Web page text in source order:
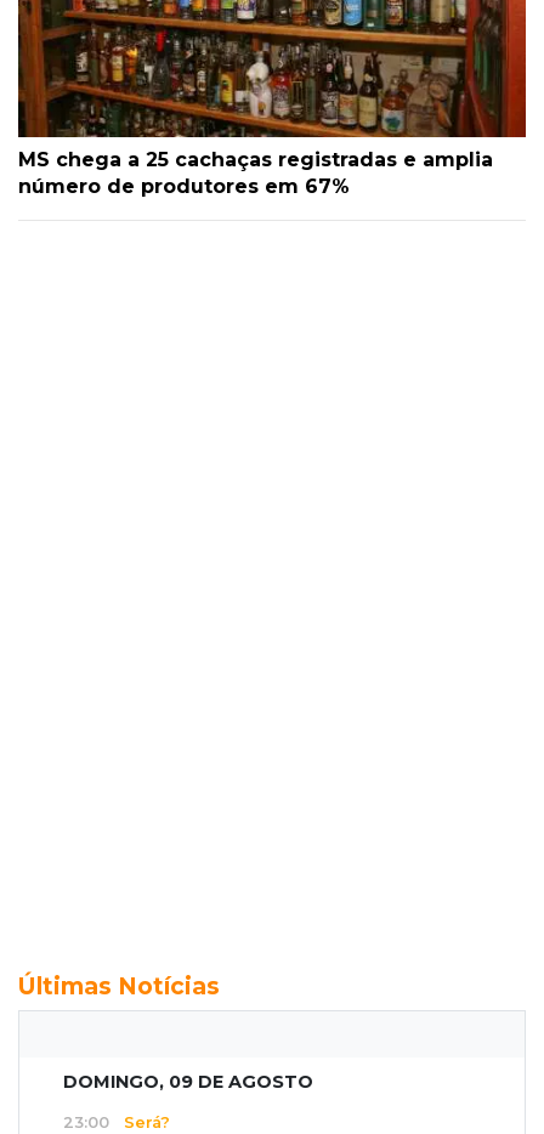
MS chega a 25 cachaças registradas e amplia
número de produtores em 67%
Últimas Notícias
DOMINGO, 09 DE AGOSTO
23:00 Será?